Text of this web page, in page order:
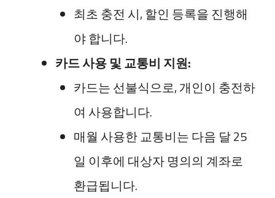
최초 충전 시, 할인 등록을 진행해
야 합니다.
카드 사용 및 교통비 지원:
카드는 선불식으로, 개인이 충전하
여 사용합니다.
매월 사용한 교통비는 다음 달 25
일 이후에 대상자 명의의 계좌로
환급됩니다.